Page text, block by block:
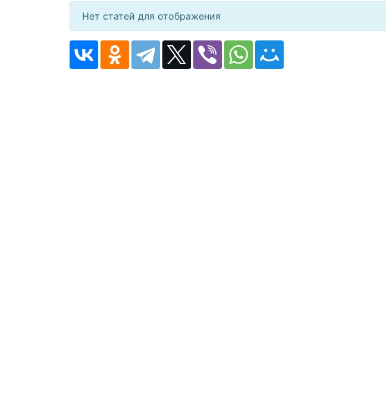
Нет статей для отображения